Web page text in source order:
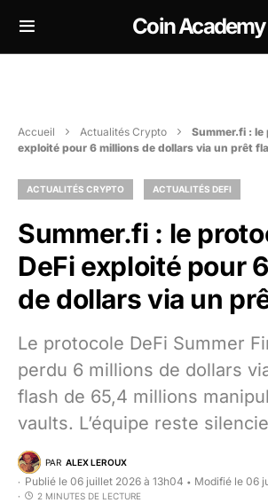
Coin Academy
Accueil Actualités Crypto
Summer.fi : le
exploité pour 6 millions de dollars via un prêt
ACTUALITÉS CRYPTO ACTUALITÉS DEFI
Summer.fi : le
DeFi exploité pour
de dollars via un
Le protocole DeFi Summer
perdu 6 millions de dollars
flash de 65,4 millions
vaults. L’équipe reste
PAR ALEX LEROUX
Publié le 06 juillet 2026 à 13h04 • Modifié le 06
2 MINUTES DE LECTURE